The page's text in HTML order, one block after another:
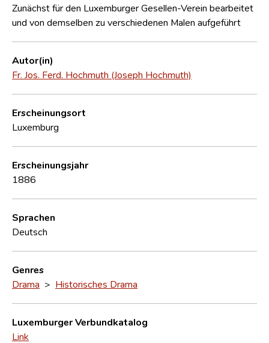
Zunächst für den Luxemburger Gesellen-Verein bearbeitet
und von demselben zu verschiedenen Malen aufgeführt
Autor(in)
Fr. Jos. Ferd. Hochmuth (Joseph Hochmuth)
Erscheinungsort
Luxemburg
Erscheinungsjahr
1886
Sprachen
Deutsch
Genres
Drama > Historisches Drama
Luxemburger Verbundkatalog
Link